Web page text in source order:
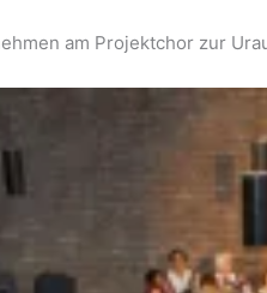
am Projektchor zur